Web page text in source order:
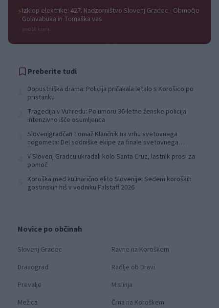
⚡Izklop elektrike: 427. Nadzorništvo Slovenj Gradec - Območje
Golavabuka in Tomaška vas
pred 10 urami
Preberite tudi
Dopustniška drama: Policija pričakala letalo s Korošico po
pristanku
Tragedija v Vuhredu: Po umoru 36-letne ženske policija
intenzivno išče osumljenca
Slovenjgradčan Tomaž Klančnik na vrhu svetovnega
nogometa: Del sodniške ekipe za finale svetovnega
V Slovenj Gradcu ukradali kolo Santa Cruz, lastnik prosi za
pomoč
Koroška med kulinarično elito Slovenije: Sedem koroških
gostinskih hiš v vodniku Falstaff 2026
Novice po občinah
Slovenj Gradec
Ravne na Koroškem
Dravograd
Radlje ob Dravi
Prevalje
Mislinja
Mežica
Črna na Koroškem